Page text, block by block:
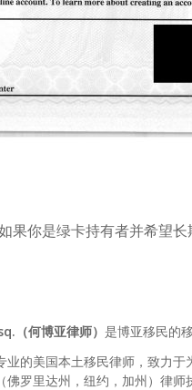
果你是绿卡持有者并希望
（何博亚律师） 是博亚移民的
业的美国本土移民律师，致力
佛罗里达州，纽约，加州）律